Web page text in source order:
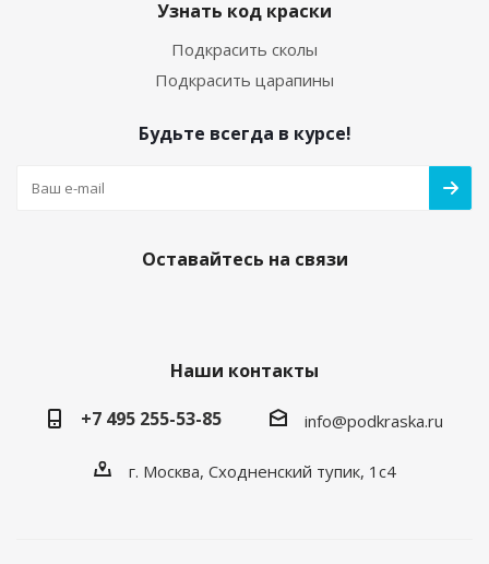
Узнать код краски
Подкрасить сколы
Подкрасить царапины
Будьте всегда в курсе!
Оставайтесь на связи
Наши контакты
+7 495 255-53-85
info@podkraska.ru
г. Москва, Сходненский тупик, 1с4